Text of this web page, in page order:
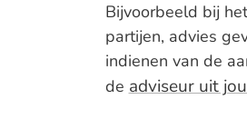
Bijvoorbeeld bij
partijen, advies
indienen van de
de adviseur uit